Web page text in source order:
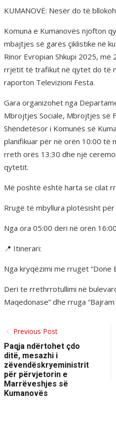
KUMANOVË: Nesër do të
Komuna e Kumanovës njofton
mbajtjes së garës çiklistike në
Rinor Evropian Shkupi 2025,
rrjetit të trafikut në qytet do të
raporton Televizioni Festa.
Gara organizohet nga
Mbrojtjes Sociale, Mbrojtjes së
Shëndetësor i Komunës së
planifikuar për në orën 10:00 të
rreth orës 13:30 dhe një
qytetit.
Më poshtë është harta se cilat
Rrugë të mbyllura plotësisht
Nga ora 05:00 deri në orën 16:00
📍 Itinerari:
Nga kryqëzimi me rrugët “Done
Deri te rrethrrotullimi në
Maqedonase” dhe rruga “Bajram
Previous Post
Paqja ndërtohet çdo
ditë, mesazhi i
zëvendëskryeministrit
për përvjetorin e
Marrëveshjes së
Kumanovës